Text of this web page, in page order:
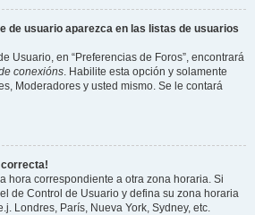
de usuario aparezca en las listas de usuarios
Usuario, en “Preferencias de Foros”, encontrará
conexións. Habilite esta opción y solamente
Moderadores y usted mismo. Se le contará
correcta!
hora correspondiente a otra zona horaria. Si
de Control de Usuario y defina su zona horaria
Londres, París, Nueva York, Sydney, etc.